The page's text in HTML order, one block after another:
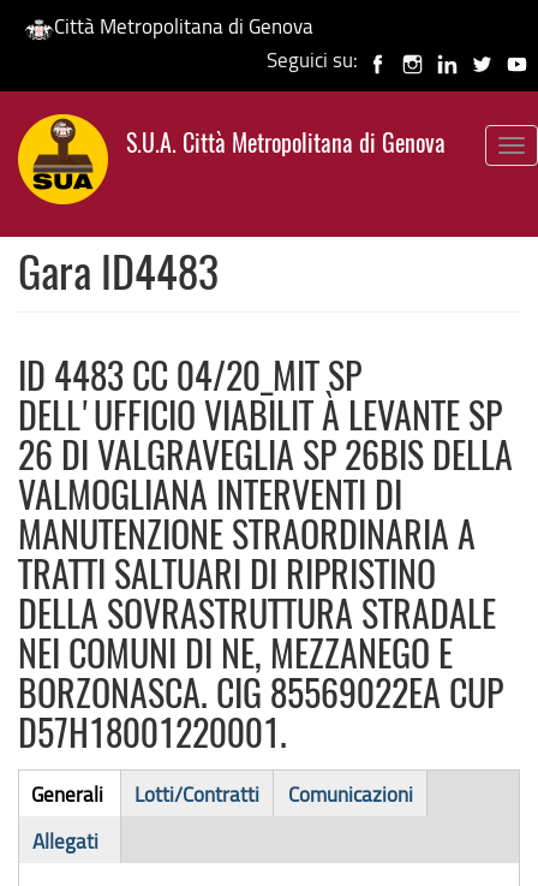
Salta
contenuto
principale
Città Metropolitana di Genova
Seguici su:
S.U.A. Città Metropolitana di Genova
Gara ID4483
ID 4483 CC 04/20_MIT SP
DELL'UFFICIO VIABILIT À LEVANTE SP
26 DI VALGRAVEGLIA SP 26BIS DELLA
VALMOGLIANA INTERVENTI DI
MANUTENZIONE STRAORDINARIA A
TRATTI SALTUARI DI RIPRISTINO
DELLA SOVRASTRUTTURA STRADALE
NEI COMUNI DI NE, MEZZANEGO E
BORZONASCA. CIG 85569022EA CUP
D57H18001220001.
Bando
di
Generali
attiva)
Lotti/Contratti
Comunicazioni
Allegati